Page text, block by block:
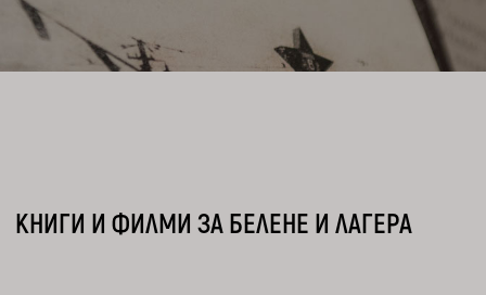
КНИГИ И ФИЛМИ ЗА БЕЛЕНЕ И ЛАГЕРА